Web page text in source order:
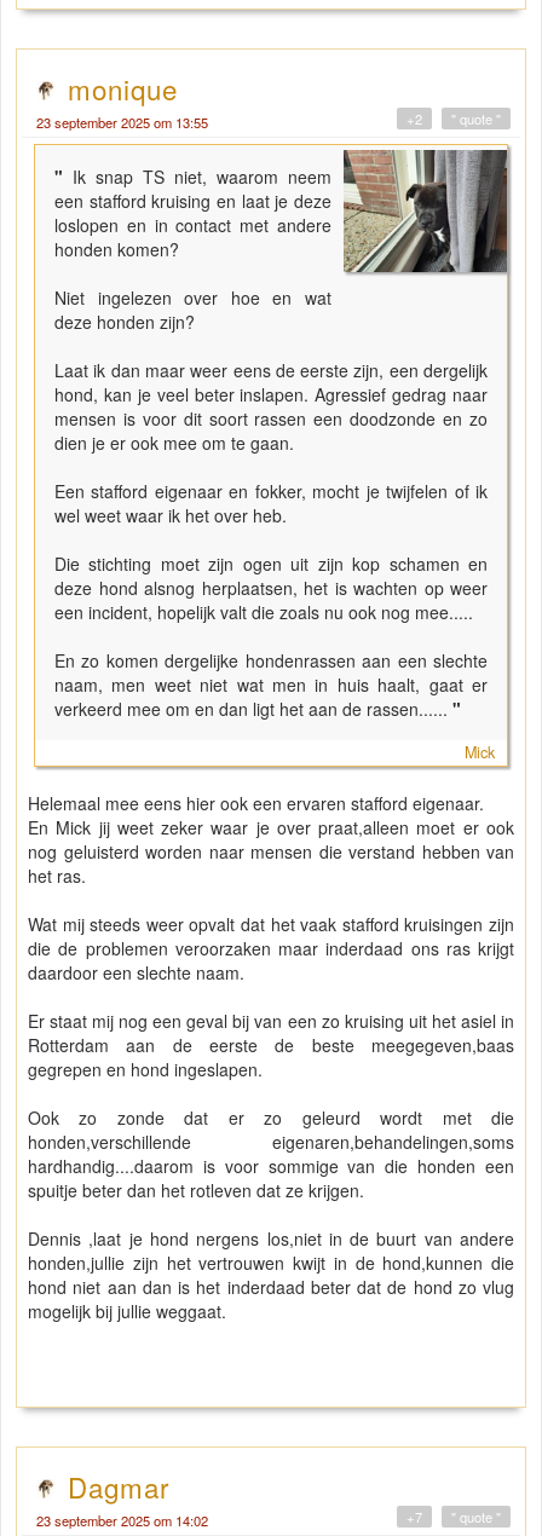
monique
23 september 2025 om 13:55 " quote "
+2
" Ik snap TS niet, waarom neem
een stafford kruising en laat je deze
loslopen en in contact met andere
honden komen?
Niet ingelezen over hoe en wat
deze honden zijn?
Laat ik dan maar weer eens de eerste zijn, een dergelijk
hond, kan je veel beter inslapen. Agressief gedrag naar
mensen is voor dit soort rassen een doodzonde en zo
dien je er ook mee om te gaan.
Een stafford eigenaar en fokker, mocht je twijfelen of ik
wel weet waar ik het over heb.
Die stichting moet zijn ogen uit zijn kop schamen en
deze hond alsnog herplaatsen, het is wachten op weer
een incident, hopelijk valt die zoals nu ook nog mee.....
En zo komen dergelijke hondenrassen aan een slechte
naam, men weet niet wat men in huis haalt, gaat er
verkeerd mee om en dan ligt het aan de rassen...... "
Mick
Helemaal mee eens hier ook een ervaren stafford eigenaar.
En Mick jij weet zeker waar je over praat,alleen moet er ook
nog geluisterd worden naar mensen die verstand hebben van
het ras.
Wat mij steeds weer opvalt dat het vaak stafford kruisingen zijn
die de problemen veroorzaken maar inderdaad ons ras krijgt
daardoor een slechte naam.
Er staat mij nog een geval bij van een zo kruising uit het asiel in
Rotterdam aan de eerste de beste meegegeven,baas
gegrepen en hond ingeslapen.
Ook zo zonde dat er zo geleurd wordt met die
honden,verschillende eigenaren,behandelingen,soms
hardhandig....daarom is voor sommige van die honden een
spuitje beter dan het rotleven dat ze krijgen.
Dennis ,laat je hond nergens los,niet in de buurt van andere
honden,jullie zijn het vertrouwen kwijt in de hond,kunnen die
hond niet aan dan is het inderdaad beter dat de hond zo vlug
mogelijk bij jullie weggaat.
Dagmar
23 september 2025 om 14:02 " quote "
+7